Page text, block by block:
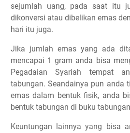
sejumlah uang, pada saat itu
dikonversi atau dibelikan emas
hari itu juga.
Jika jumlah emas yang ada
mencapai 1 gram anda bisa
Pegadaian Syariah tempat
tabungan. Seandainya pun anda
emas dalam bentuk fisik, anda
bentuk tabungan di buku
Keuntungan lainnya yang bisa